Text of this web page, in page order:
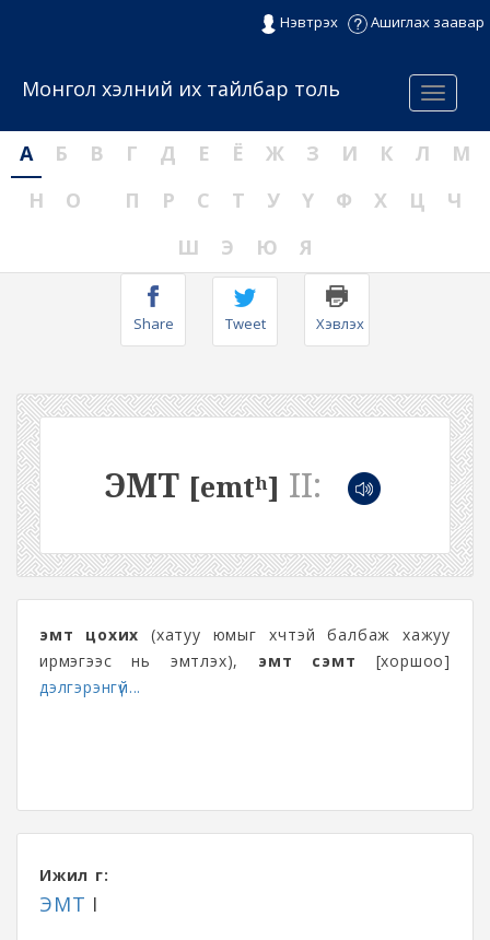
Нэвтрэх Ашиглах заавар
Menu
Монгол хэлний их тайлбар толь
А Б В Г Д Е Ё Ж З И К Л
М
Н
О П Р С Т У Ү Ф Х Ц
Ч
Ш
Э Ю Я
Share Tweet Хэвлэх
ЭМТ [emtʰ] II:
эмт цохих (хатуу юмыг хүчтэй балбаж хажуу
ирмэгээс нь эмтлэх), эмт сэмт [хоршоо]
дэлгэрэнгүй...
Ижил үг:
ЭМТ I